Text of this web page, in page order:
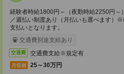
経験者時給1800円～（夜勤時給2250円
／週払い制度あり（月払いも選べます）
支払いとなります。
交通費別途支給あり
交通費 交通費支給※規定有
月収例 25～30万円